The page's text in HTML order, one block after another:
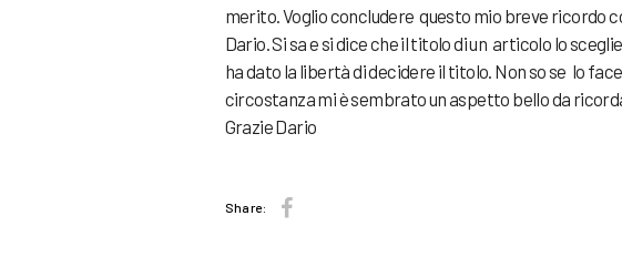
merito. Voglio concludere questo mio breve ricordo
Dario. Si sa e si dice che il titolo di un articolo lo
ha dato la libertà di decidere il titolo. Non so se lo
circostanza mi è sembrato un aspetto bello da
Grazie Dario
Share: